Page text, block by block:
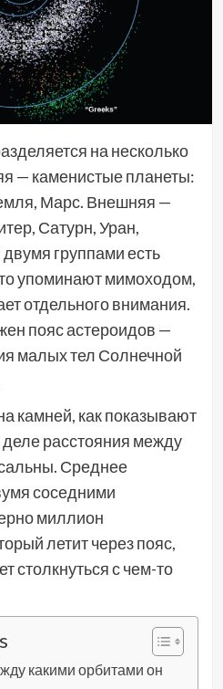
на несколько
— каменистые планеты:
Марс. Внешняя —
Сатурн, Уран,
группами есть
упоминают мимоходом,
отдельного внимания.
пояс астероидов —
малых тел Солнечной
камней, как показывают
расстояния между
Среднее
соседними
миллион
летит через пояс,
столкнуться с чем-то
какими орбитами он